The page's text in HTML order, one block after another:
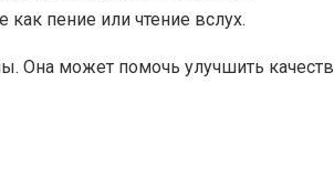
пение или чтение вслух.
Она может помочь улучшить